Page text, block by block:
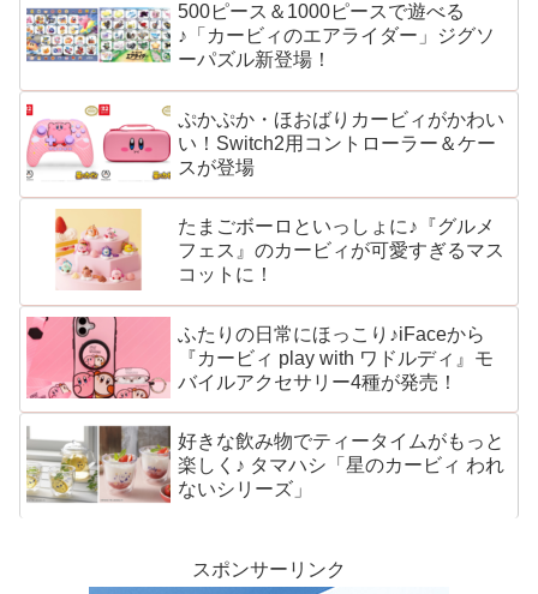
500ピース＆1000ピースで遊べる
♪「カービィのエアライダー」ジグソ
ーパズル新登場！
ぷかぷか・ほおばりカービィがかわい
い！Switch2用コントローラー＆ケー
スが登場
たまごボーロといっしょに♪『グルメ
フェス』のカービィが可愛すぎるマス
コットに！
ふたりの日常にほっこり♪iFaceから
『カービィ play with ワドルディ』モ
バイルアクセサリー4種が発売！
好きな飲み物でティータイムがもっと
楽しく♪ タマハシ「星のカービィ われ
ないシリーズ」
スポンサーリンク